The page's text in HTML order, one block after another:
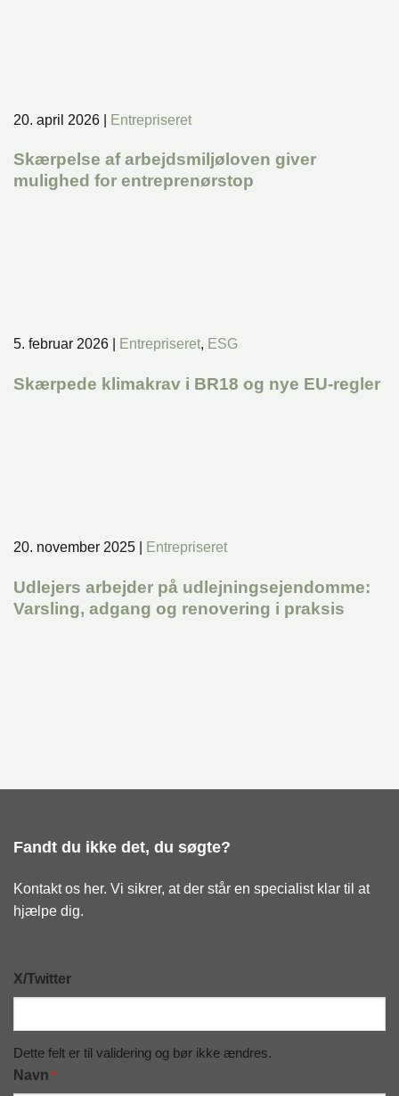
20. april 2026 Entrepriseret
Skærpelse af arbejdsmiljøloven giver
mulighed for entreprenørstop
5. februar 2026 Entrepriseret, ESG
Skærpede klimakrav i BR18 og nye EU-regler
20. november 2025 Entrepriseret
Udlejers arbejder på udlejningsejendomme:
Varsling, adgang og renovering i praksis
Fandt du ikke det, du søgte?
Kontakt os her. Vi sikrer, at der står en specialist klar til at
hjælpe dig.
X/Twitter
Dette felt er til validering og bør ikke ændres.
Navn *